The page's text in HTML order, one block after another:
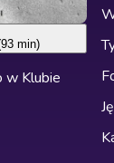
min)
w Klubie